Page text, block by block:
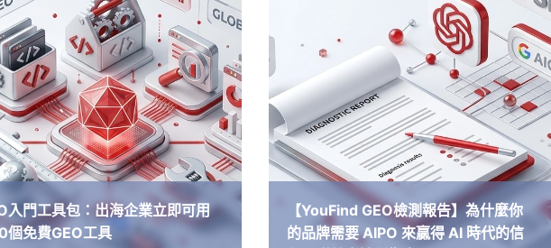
入門工具包：出海企業立即可用
個免費GEO工具
【YouFind GEO檢測報告】為什麼你
的品牌需要 AIPO 來贏得 AI 時代的信